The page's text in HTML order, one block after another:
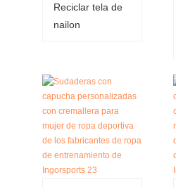
Reciclar tela de
nailon